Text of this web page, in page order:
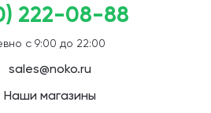
222-08-88
с 9:00 до 22:00
sales@noko.ru
Наши магазины